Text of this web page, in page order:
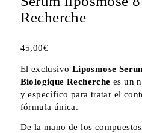
Recherche
45,00€
El exclusivo Liposmose
Biologique Recherche es un
y específico para tratar el
fórmula única.
De la mano de los